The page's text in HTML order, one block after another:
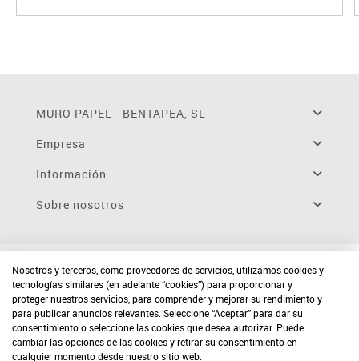
MURO PAPEL - BENTAPEA, SL
Empresa
Información
Sobre nosotros
Nosotros y terceros, como proveedores de servicios, utilizamos cookies y
tecnologías similares (en adelante “cookies”) para proporcionar y
proteger nuestros servicios, para comprender y mejorar su rendimiento y
para publicar anuncios relevantes. Seleccione “Aceptar” para dar su
consentimiento o seleccione las cookies que desea autorizar. Puede
cambiar las opciones de las cookies y retirar su consentimiento en
cualquier momento desde nuestro sitio web.